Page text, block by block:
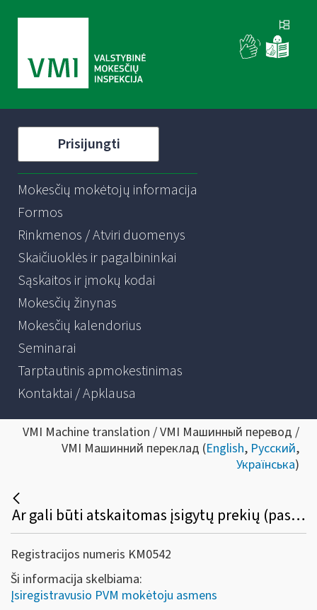
Prisijungti
Mokesčių mokėtojų informacija
Formos
Rinkmenos / Atviri duomenys
Skaičiuoklės ir pagalbininkai
Sąskaitos ir įmokų kodai
Mokesčių žinynas
Mokesčių kalendorius
Seminarai
Tarptautinis apmokestinimas
Kontaktai / Apklausa
VMI Machine translation / VMI Машинный перевод /
VMI Машинний переклад (English, Русский,
Українська)
Ar gali būti atskaitomas įsigytų prekių (paslaugų) pirkimo PVM, skirtų numatomai PVM apmokestinamai veiklai vykdyti, kuri vėliau dėl tam tikrų priežasčių nebuvo pradėta vykdyti?
Registracijos numeris KM0542
Ši informacija skelbiama:
Įsiregistravusio PVM mokėtoju asmens